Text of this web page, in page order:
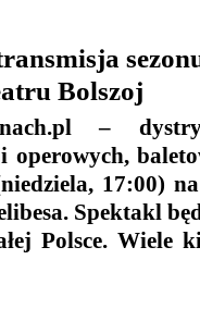
Bolszoj
–
operowych,
17:00)
Spektakl
Polsce. Wiele